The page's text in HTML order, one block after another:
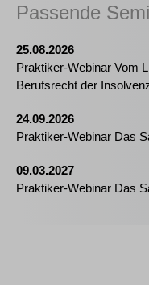
Passende
25.08.2026
Praktiker-Webinar Vom
Berufsrecht der
24.09.2026
Praktiker-Webinar Das
09.03.2027
Praktiker-Webinar Das